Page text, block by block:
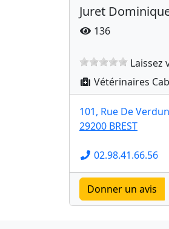
Juret
136
Laissez
Vétérinaires
101, Rue De Verdun
29200 BREST
02.98.41.66.56